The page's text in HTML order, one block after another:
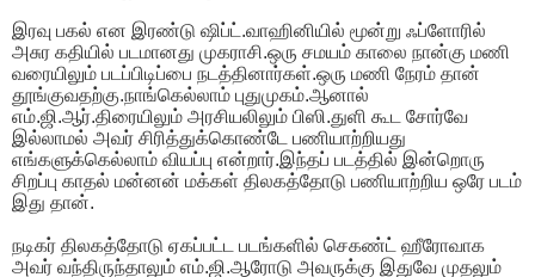
இரவு பகல் என இரண்டு ஷிப்ட்.வாஹினியில் மூன்று ஃப்ளோரில்
அசுர கதியில் படமானது முகராசி.ஒரு சமயம் காலை நான்கு மணி
வரையிலும் படப்பிடிப்பை நடத்தினார்கள்.ஒரு மணி நேரம் தான்
தூங்குவதற்கு.நாங்கெல்லாம் புதுமுகம்.ஆனால்
எம்.ஜி.ஆர்.திரையிலும் அரசியலிலும் பிஸி.துளி கூட சோர்வே
இல்லாமல் அவர் சிரித்துக்கொண்டே பணியாற்றியது
எங்களுக்கெல்லாம் வியப்பு என்றார்.இந்தப் படத்தில் இன்றொரு
சிறப்பு காதல் மன்னன் மக்கள் திலகத்தோடு பணியாற்றிய ஒரே படம்
இது தான்.
நடிகர் திலகத்தோடு ஏகப்பட்ட படங்களில் செகண்ட் ஹீரோவாக
அவர் வந்திருந்தாலும் எம்.ஜி.ஆரோடு அவருக்கு இதுவே முதலும்